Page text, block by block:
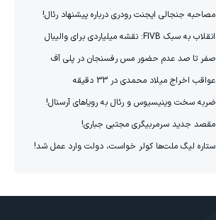
مصاحبه جنجالی ایجنت رودری درباره پیشنهاد رئال!
انقلاب به سبک FIVB: نقشه میلیاردی برای والیبال
صفر تا صد عدم حضور مس رفسنجان در پلی آف
عواقب اخراج میلاد محمدی در 33 دقیقه
ضربه سخت وینیسیوس و رئال به رویاهای آرسنال!
مقصد جدید سرمربیگری مجتبی جباری!
ستاره لیگ ملت‌ها کولر خواست، دولت وارد عمل شد!